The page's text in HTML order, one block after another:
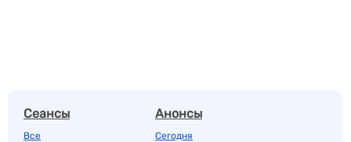
Сеансы
Все
Анонсы
Сегодня